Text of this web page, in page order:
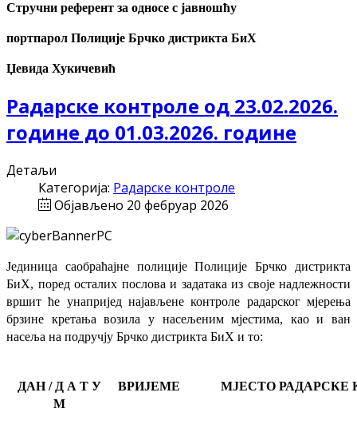
Стручни референт за односе с јавношћу
портпарол Полиције Брчко дистрикта БиХ
Џевида Хукичевић
Радарске контроле од 23.02.2026.
године до 01.03.2026. године
Детаљи
Категорија: Радарске контроле
Објављено 20 фебруар 2026
Јединица саобраћајне полиције Полиције Брчко дистрикта
БиХ, поред осталих послова и задатака из своје надлежности
вршит ће унапријед најављене контроле радарског мјерења
брзине кретања возила у насељеним мјестима, као и ван
насеља на подручју Брчко дистрикта БиХ и то:
ДАН / Д А Т У
М
ВРИЈЕМЕ МЈЕСТО РАДАРСКЕ